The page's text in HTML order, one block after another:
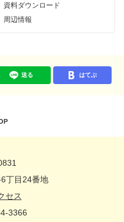
資料ダウンロード
周辺情報
送る はてぶ
丁目24番地
セス
3366